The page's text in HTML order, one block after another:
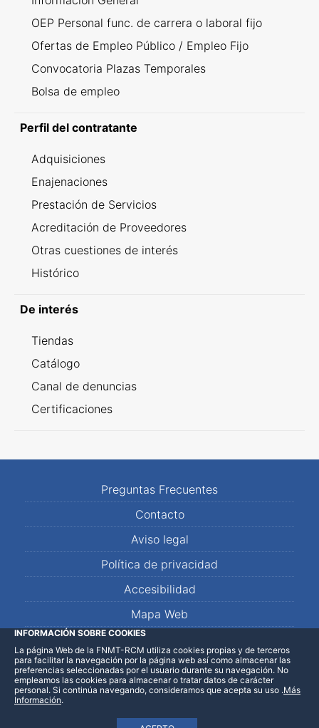
OEP Personal func. de carrera o laboral fijo
Ofertas de Empleo Público / Empleo Fijo
Convocatoria Plazas Temporales
Bolsa de empleo
Perfil del contratante
Adquisiciones
Enajenaciones
Prestación de Servicios
Acreditación de Proveedores
Otras cuestiones de interés
Histórico
De interés
Tiendas
Catálogo
Canal de denuncias
Certificaciones
Preguntas Frecuentes
Contacto
Aviso legal
Política de privacidad
Accesibilidad
Mapa Web
LinkedInFacebookWhatsApp
INFORMACIÓN SOBRE COOKIES
La página Web de la FNMT-RCM utiliza cookies propias y de terceros
para facilitar la navegación por la página web así como almacenar las
preferencias seleccionadas por el usuario durante su navegación. No
empleamos las cookies para almacenar o tratar datos de carácter
personal. Si continúa navegando, consideramos que acepta su uso .Más
Información.